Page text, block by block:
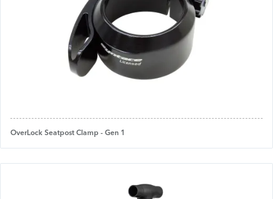
OverLock Seatpost Clamp - Gen 1